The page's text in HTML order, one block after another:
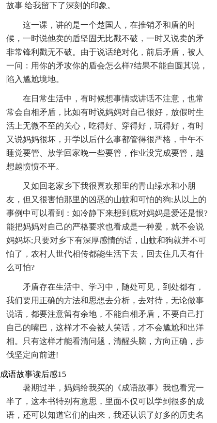
故事 给我留下了深刻的印象。
这一课，讲的是一个楚国人，在推销矛和盾的时
候，一时说他卖的盾坚固无比戳不破，一时又说卖的矛
非常锋利戳无不破。由于说话绝对化，前后矛盾，被人
一问：用你的矛攻你的盾会怎么样?结果不能自圆其说，
陷入尴尬境地。
在日常生活中，有时候想事情或讲话不注意，也常
常会自相矛盾，比如有时说妈妈对自己很好，放假时生
活上无微不至的关心，吃得好、穿得好，玩得好，有时
又说妈妈很坏，开学以后什么事都管得很严格，中午不
睡觉要管、放学回家晚一些要管，作业没完成要管，越
想越愤愤不平。
又如回老家乡下我很喜欢那里的青山绿水和小朋
友，但又很害怕那里的凶恶的山蚊和可怕的狗;从以上的
事例中可以看到：如冷静下来想到底对妈妈是爱还是恨?
能把妈妈对自己的严格要求也看成是一种爱，就不会说
妈妈坏;只要对乡下有深厚感情的话，山蚊和狗就并不可
怕了，农村人世代相传都能生活下去，回去住几天有什
么可怕?
矛盾存在生活中、学习中，随处可见，到处都有，
我们要用正确的方法和思想去分析，去对待，无论做事
说话，都要注意留有余地，不能自相矛盾，不要自己打
自己的嘴巴，这样才不会被人笑话，才不会尴尬和出洋
相。只有这样才能看清问题，清醒头脑，方向正确，步
伐坚定向前进!
成语故事读后感15
暑期过半，妈妈给我买的《成语故事》我也看完一
半了，这本书特别有意思，里面不仅可以学到很多的成
语，还可以知道它们的由来，我还认识了好多的历史名